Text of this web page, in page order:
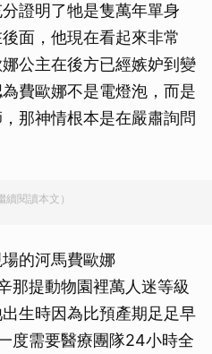
證明了牠是隻萬年單身
面，他現在看起來非常
公主在後方已經嫉妒到變
費歐娜不是電燈泡，而是
那神情根本是在嚴肅詢問
續閱讀本文）
的河馬費歐娜
那提動物園裡萬人迷等級
生時因為比預產期足足早
度需要醫療團隊24小時全